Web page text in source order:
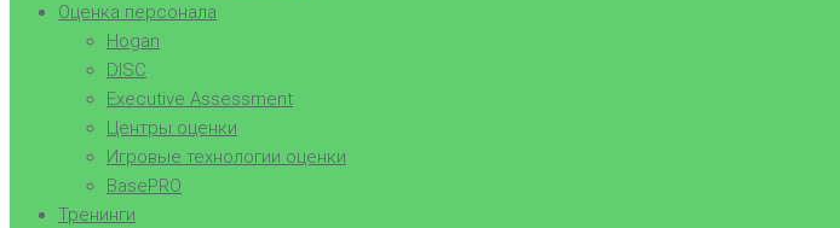
Оценка персонала
Hogan
DISC
Executive Assessment
Центры оценки
Игровые технологии оценки
BasePRO
Тренинги